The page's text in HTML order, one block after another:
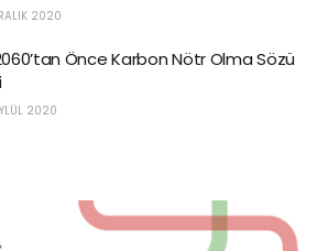
2020
Önce Karbon Nötr Olma Sözü
2020